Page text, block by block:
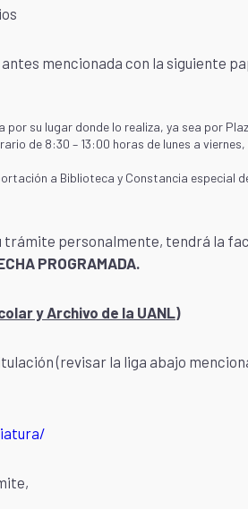
mencionada con la siguiente
su lugar donde lo realiza, ya sea por
de 8:30 – 13:00 horas de lunes a
a Biblioteca y Constancia especial
trámite personalmente, tendrá la
PROGRAMADA.
y Archivo de la UANL)
(revisar la liga abajo